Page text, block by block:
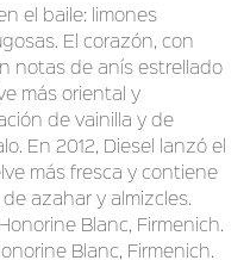
el baile: limones
El corazón, con
notas de anís estrellado
más oriental y
de vainilla y de
En 2012, Diesel lanzó el
más fresca y contiene
azahar y almizcles.
Blanc, Firmenich.
Blanc, Firmenich.